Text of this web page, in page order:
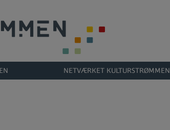
NETVÆRKET KULTURSTRØMMEN